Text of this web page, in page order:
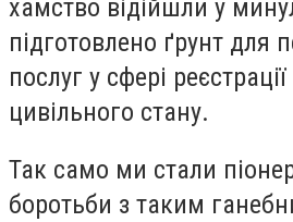
хамство відійшли у
підготовлено ґрунт для
послуг у сфері реєстрації
цивільного стану.
Так само ми стали
боротьби з таким